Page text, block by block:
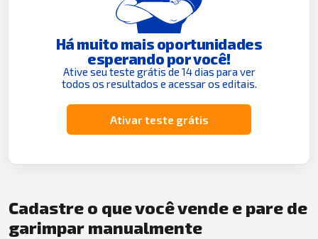
Há muito mais oportunidades
esperando por você!
Ative seu teste grátis de 14 dias para ver
todos os resultados e acessar os editais.
Ativar teste grátis
Cadastre o que você vende e pare de
garimpar manualmente